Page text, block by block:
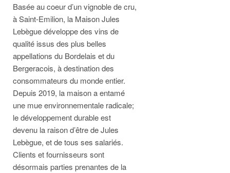
Basée au coeur d’un vignoble de cru,
à Saint-Emilion, la Maison Jules
Lebègue développe des vins de
qualité issus des plus belles
appellations du Bordelais et du
Bergeracois, à destination des
consommateurs du monde entier.
Depuis 2019, la maison a entamé
une mue environnementale radicale;
le développement durable est
devenu la raison d’être de Jules
Lebègue, et de tous ses salariés.
Clients et fournisseurs sont
désormais parties prenantes de la